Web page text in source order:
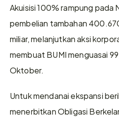
Akuisisi 100% rampung
pembelian tambahan
miliar, melanjutkan aksi
membuat BUMI menguasai
Oktober.
Untuk mendanai ekspansi
menerbitkan Obligasi